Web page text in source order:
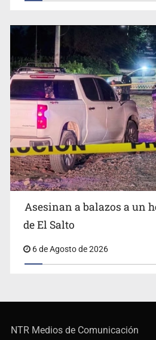
Asesinan a balazos a un
de El Salto
6 de Agosto de 2026
NTR Medios de Comunicación